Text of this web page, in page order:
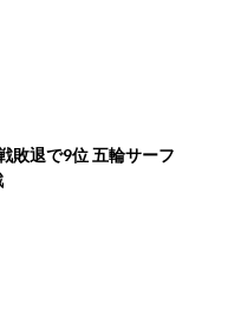
敗退で9位 五輪サーフ